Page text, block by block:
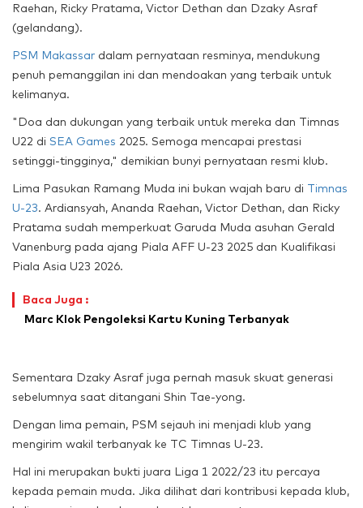
Raehan, Ricky Pratama, Victor Dethan dan Dzaky Asraf
(gelandang).
PSM Makassar dalam pernyataan resminya, mendukung
penuh pemanggilan ini dan mendoakan yang terbaik untuk
kelimanya.
"Doa dan dukungan yang terbaik untuk mereka dan Timnas
U22 di SEA Games 2025. Semoga mencapai prestasi
setinggi-tingginya," demikian bunyi pernyataan resmi klub.
Lima Pasukan Ramang Muda ini bukan wajah baru di Timnas
U-23. Ardiansyah, Ananda Raehan, Victor Dethan, dan Ricky
Pratama sudah memperkuat Garuda Muda asuhan Gerald
Vanenburg pada ajang Piala AFF U-23 2025 dan Kualifikasi
Piala Asia U23 2026.
Baca Juga :
Marc Klok Pengoleksi Kartu Kuning Terbanyak
Sementara Dzaky Asraf juga pernah masuk skuat generasi
sebelumnya saat ditangani Shin Tae-yong.
Dengan lima pemain, PSM sejauh ini menjadi klub yang
mengirim wakil terbanyak ke TC Timnas U-23.
Hal ini merupakan bukti juara Liga 1 2022/23 itu percaya
kepada pemain muda. Jika dilihat dari kontribusi kepada klub,